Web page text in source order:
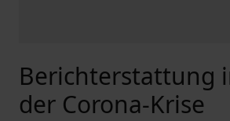
Berichterstattung
der Corona-Krise